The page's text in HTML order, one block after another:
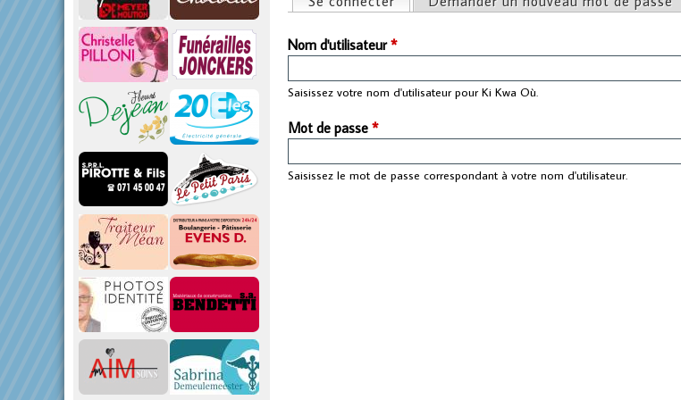
Onglets principaux
Nom d'utilisateur*
Saisissez votre nom d'utilisateur pour Ki Kwa Où.
Mot de passe *
Saisissez le mot de passe correspondant à votre nom d'utilisateur.
p
r
n
c
p
a